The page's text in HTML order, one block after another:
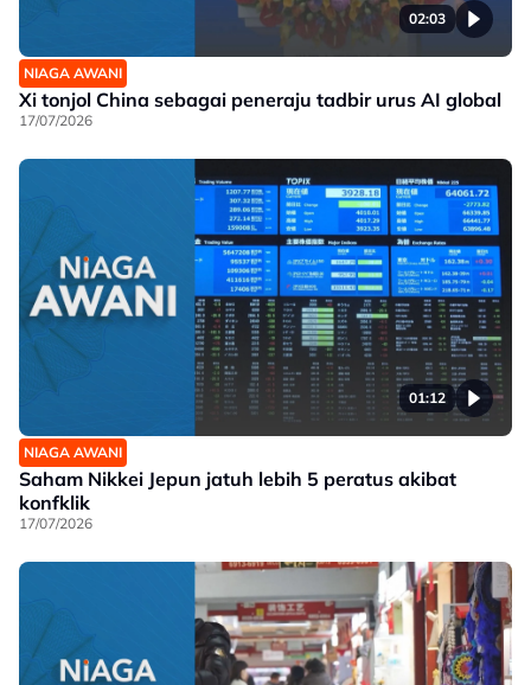
02:03
NIAGA AWANI
Xi tonjol China sebagai peneraju tadbir urus AI global
17/07/2026
01:12
NIAGA AWANI
Saham Nikkei Jepun jatuh lebih 5 peratus akibat
konfklik
17/07/2026